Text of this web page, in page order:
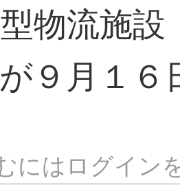
物流施
９月１
にはログイン